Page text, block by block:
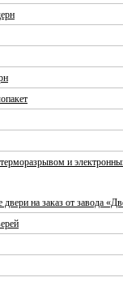
и
на заказ от завода